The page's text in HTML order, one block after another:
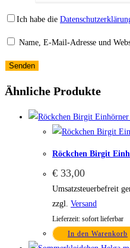
Ich habe die
Name, E-Mail-Adresse und
Ähnliche Produkte
Röckchen Birgit
€ 33,00
Umsatzsteuerbefreit
zzgl. Versand
Lieferzeit: sofort lieferbar
In den Warenkorb